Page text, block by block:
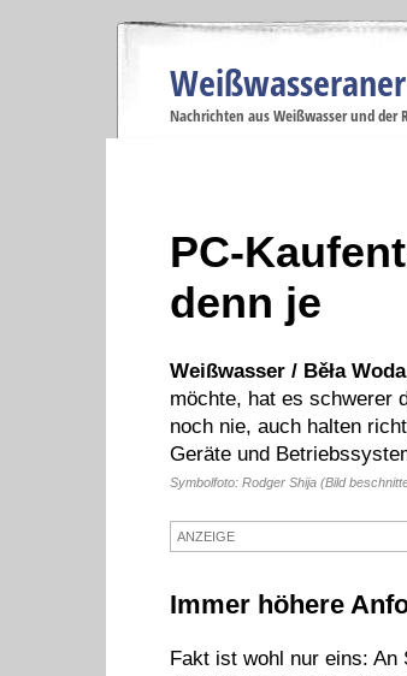
Nachrichten aus Weißwasser und der
PC-
denn je
Weißwasser / Běła
möchte, hat es schwerer
noch nie, auch halten
Geräte und
Symbolfoto: Rodger Shija (Bild
ANZEIGE
Immer höhere
Fakt ist wohl nur eins: An